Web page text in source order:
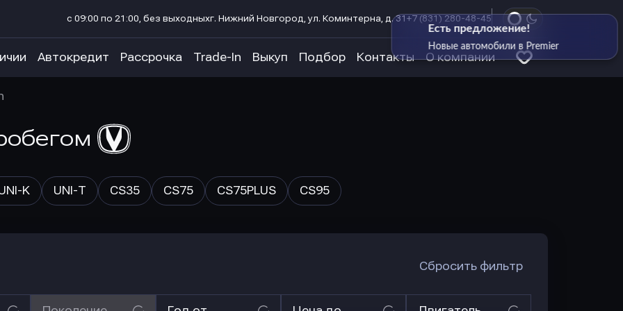
с 09:00 по 21:00, без выходныхг. Нижний Новгород, ул. Коминтерна, д. 31 +7 (831) 280-48-45
Автокредит Рассрочка Trade-In Выкуп Подбор Контакты О компании
K UNI-T CS35 CS75 CS75PLUS CS95
Сбросить фильтр
Есть предложение!
Новые автомобили в Premier